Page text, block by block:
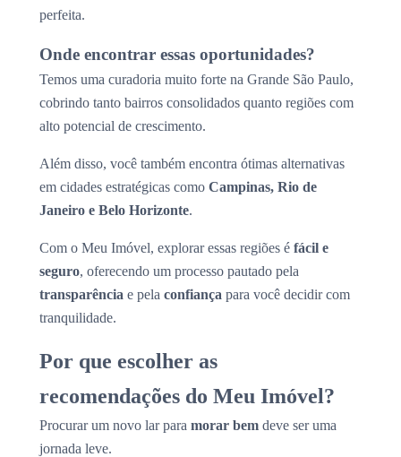
perfeita.
Onde encontrar essas oportunidades?
Temos uma curadoria muito forte na Grande São Paulo,
cobrindo tanto bairros consolidados quanto regiões com
alto potencial de crescimento.
Além disso, você também encontra ótimas alternativas
em cidades estratégicas como Campinas, Rio de
Janeiro e Belo Horizonte.
Com o Meu Imóvel, explorar essas regiões é fácil e
seguro, oferecendo um processo pautado pela
transparência e pela confiança para você decidir com
tranquilidade.
Por que escolher as
recomendações do Meu Imóvel?
Procurar um novo lar para morar bem deve ser uma
jornada leve.